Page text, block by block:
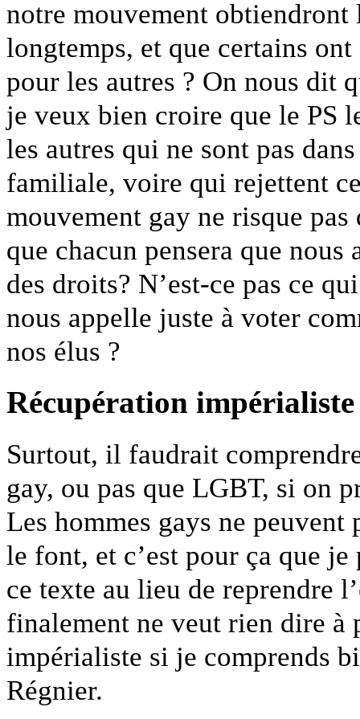
notre mouvement obtiendront
longtemps, et que certains
pour les autres ? On nous dit
je veux bien croire que le PS
les autres qui ne sont pas
familiale, voire qui rejettent
mouvement gay ne risque
que chacun pensera que
des droits? N’est-ce pas ce
nous appelle juste à voter
nos élus ?
Récupération impérialiste
Surtout, il faudrait
gay, ou pas que LGBT, si on
Les hommes gays ne
le font, et c’est pour ça que
ce texte au lieu de reprendre
finalement ne veut rien dire à
impérialiste si je comprends
Régnier.